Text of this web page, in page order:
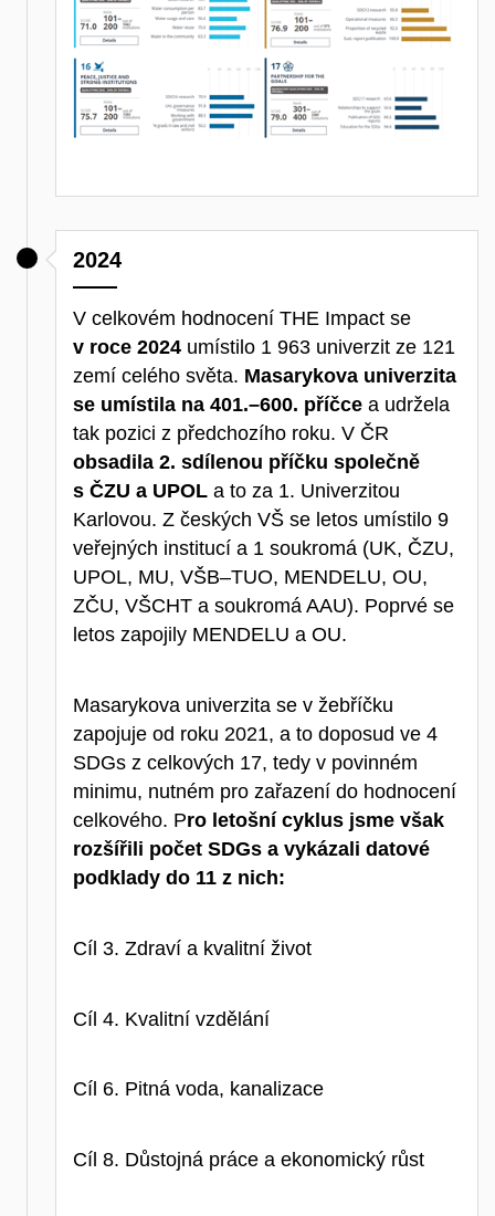
2024
V celkovém hodnocení THE Impact se
v roce 2024 umístilo 1 963 univerzit ze 121
zemí celého světa. Masarykova univerzita
se umístila na 401.–600. příčce a udržela
tak pozici z předchozího roku. V ČR
obsadila 2. sdílenou příčku společně
s ČZU a UPOL a to za 1. Univerzitou
Karlovou. Z českých VŠ se letos umístilo 9
veřejných institucí a 1 soukromá (UK, ČZU,
UPOL, MU, VŠB–TUO, MENDELU, OU,
ZČU, VŠCHT a soukromá AAU). Poprvé se
letos zapojily MENDELU a OU.
Masarykova univerzita se v žebříčku
zapojuje od roku 2021, a to doposud ve 4
SDGs z celkových 17, tedy v povinném
minimu, nutném pro zařazení do hodnocení
celkového. Pro letošní cyklus jsme však
rozšířili počet SDGs a vykázali datové
podklady do 11 z nich:
Cíl 3. Zdraví a kvalitní život
Cíl 4. Kvalitní vzdělání
Cíl 6. Pitná voda, kanalizace
Cíl 8. Důstojná práce a ekonomický růst